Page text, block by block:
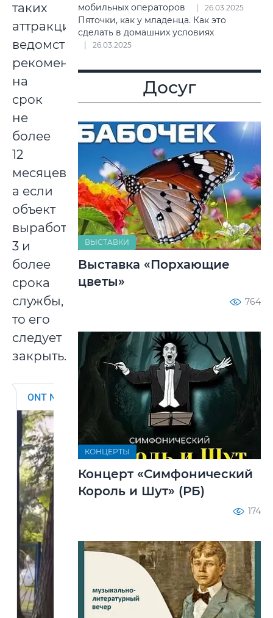
таких
аттракционов
ведомство
рекомендует
на
срок
не
более
12
месяцев,
а если
объект
выработал
3 и
более
срока
службы,
то его
следует
закрыть.
мобильных операторов
26.03.2025
Пяточки, как у младенца. Как это
сделать в домашних условиях
26.03.2025
Досуг
ВЫСТАВКИ
Выставка «Порхающие
цветы»
764
КОНЦЕРТЫ
Концерт «Симфонический
Король и Шут» (РБ)
174